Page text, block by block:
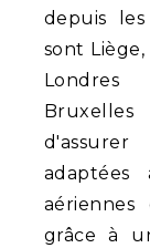
depuis
sont
Londres
adaptées
grâce à